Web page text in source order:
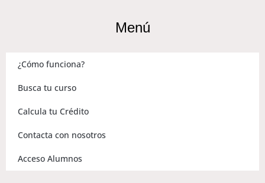
Menú
¿Cómo funciona?
Busca tu curso
Calcula tu Crédito
Contacta con nosotros
Acceso Alumnos